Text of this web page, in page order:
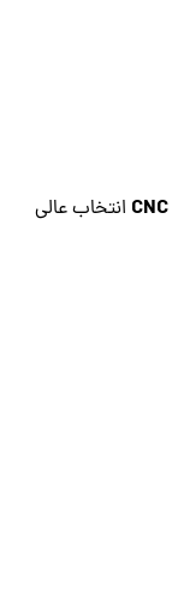
CNC انتخاب عالی